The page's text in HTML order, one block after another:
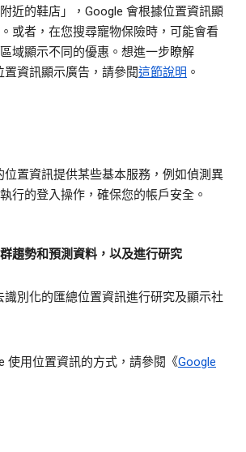
近的鞋店」，Google 會根據位置資訊顯
或者，在您搜尋寵物保險時，可能會看
域顯示不同的優惠。想進一步瞭解
置資訊顯示廣告，請參閱這節說明 。
位置資訊提供某些基本服務，例如偵測異
行的登入操作，確保您的帳戶安全。
趨勢和預測資料，以及進行研究
識別化的匯總位置資訊進行研究及顯示社
使用位置資訊的方式，請參閱《Google